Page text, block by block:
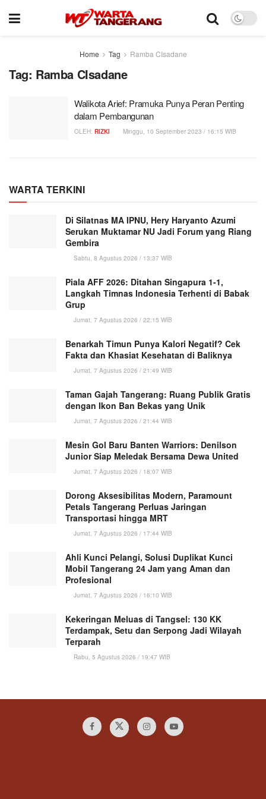
Home Tag Ramba CIsadane
Tag: Ramba CIsadane
Walikota Arief: Pramuka Punya Peran Penting
dalam Pembangunan
OLEH: RIZKI Minggu, 10 September 2023 / 16:15 WIB
WARTA TERKINI
Di Silatnas MA IPNU, Hery Haryanto Azumi
Serukan Muktamar NU Jadi Forum yang Riang
Gembira
Sabtu, 8 Agustus 2026 / 13:37 WIB
Piala AFF 2026: Ditahan Singapura 1-1,
Langkah Timnas Indonesia Terhenti di Babak
Grup
Jumat, 7 Agustus 2026 / 22:15 WIB
Benarkah Timun Punya Kalori Negatif? Cek
Fakta dan Khasiat Kesehatan di Baliknya
Jumat, 7 Agustus 2026 / 21:49 WIB
Taman Gajah Tangerang: Ruang Publik Gratis
dengan Ikon Ban Bekas yang Unik
Jumat, 7 Agustus 2026 / 21:44 WIB
Mesin Gol Baru Banten Warriors: Denilson
Junior Siap Meledak Bersama Dewa United
Jumat, 7 Agustus 2026 / 18:07 WIB
Dorong Aksesibilitas Modern, Paramount
Petals Tangerang Perluas Jaringan
Transportasi hingga MRT
Jumat, 7 Agustus 2026 / 17:44 WIB
Ahli Kunci Pelangi, Solusi Duplikat Kunci
Mobil Tangerang 24 Jam yang Aman dan
Profesional
Jumat, 7 Agustus 2026 / 16:10 WIB
Kekeringan Meluas di Tangsel: 130 KK
Terdampak, Setu dan Serpong Jadi Wilayah
Terparah
Rabu, 5 Agustus 2026 / 19:47 WIB